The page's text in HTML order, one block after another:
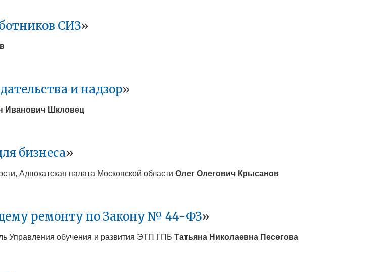
СИЗ»
и надзор»
Иванович Шкловец
бизнеса»
Адвокатская палата Московской области Олег Олегович Крысанов
ремонту по Закону № 44-ФЗ»
Управления обучения и развития ЭТП ГПБ Татьяна Николаевна Песегова